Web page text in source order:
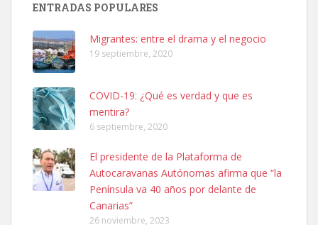
Leales.org » Gran Canaria
SHIBA PERDIDO AVDA JOSE MESA Y LOPEZ
PERRO MACHO RAZA SHIBA CON MICROCHIP PERDIDO HOY
06/07/2025 ZONA MESA Y LOPEZ. ES MUY ASUSTADIZO
Leales.org » Gran Canaria
6.7.2025
ENTRADAS POPULARES
Migrantes: entre el drama y el negocio
19 septiembre, 2020
COVID-19: ¿Qué es verdad y que es
mentira?
6 septiembre, 2020
El presidente de la Plataforma de
Autocaravanas Autónomas afirma que “la
Península va 40 años por delante de
Canarias”
26 noviembre, 2023